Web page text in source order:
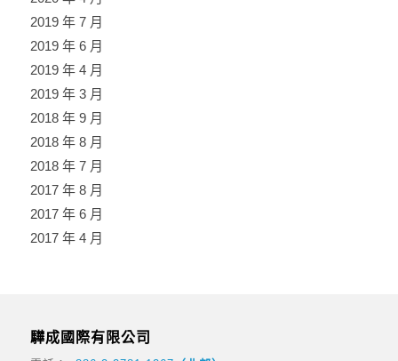
2019 年 7 月
2019 年 6 月
2019 年 4 月
2019 年 3 月
2018 年 9 月
2018 年 8 月
2018 年 7 月
2017 年 8 月
2017 年 6 月
2017 年 4 月
驊成國際有限公司